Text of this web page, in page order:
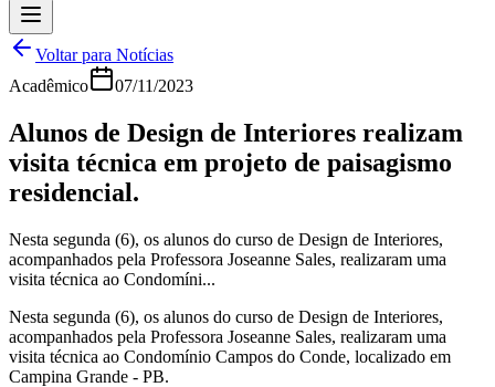
Voltar para Notícias
Acadêmico
07/11/2023
Alunos de Design de Interiores realizam
visita técnica em projeto de paisagismo
residencial.
Nesta segunda (6), os alunos do curso de Design de Interiores,
acompanhados pela Professora Joseanne Sales, realizaram uma
visita técnica ao Condomíni...
Nesta segunda (6), os alunos do curso de Design de Interiores,
acompanhados pela Professora Joseanne Sales, realizaram uma
visita técnica ao Condomínio Campos do Conde, localizado em
Campina Grande - PB.